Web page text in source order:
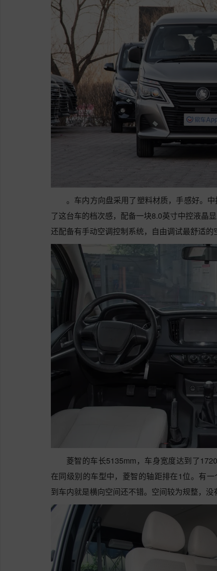
。车内方向盘采用了塑料材质，手感好。
了这台车的档次感，配备一块8.0英寸中控液晶
还配备有手动空调控制系统，自由调试最舒适的
菱智的车长5135mm，车身宽度达到了
在同级别的车型中，菱智的轴距排在1位。有
到车内就是横向空间还不错。空间较为规整，